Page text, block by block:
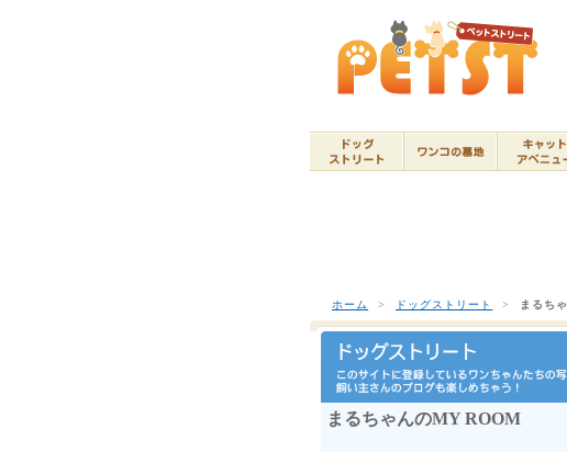
ホーム > ドッグストリート > まるち
まるちゃんのMY ROOM